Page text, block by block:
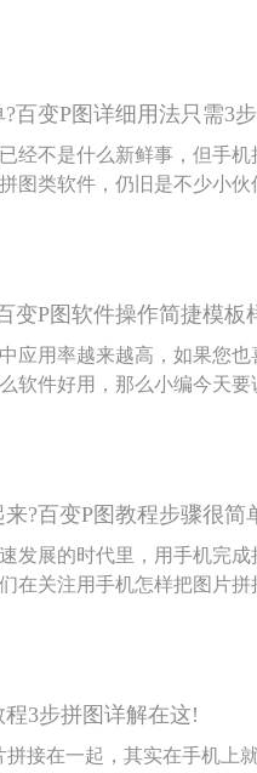
百变P图详细用法只需3
经不是什么新鲜事，但手
图类软件，仍旧是不少小伙
变P图软件操作简捷模板
应用率越来越高，如果您
软件好用，那么小编今天
?百变P图教程步骤很简
发展的时代里，用手机完
在关注用手机怎样把图片拼
3步拼图详解在这!
接在一起，其实在手机上